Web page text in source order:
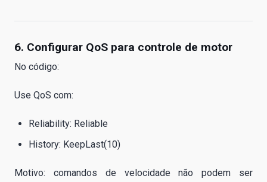
6. Configurar QoS para controle de motor
No código:
Use QoS com:
Reliability: Reliable
History: KeepLast(10)
Motivo: comandos de velocidade não podem ser